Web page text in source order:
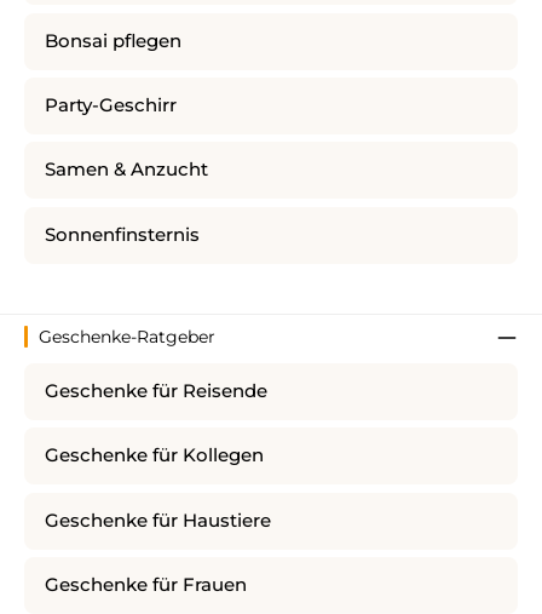
Bonsai pflegen
Party-Geschirr
Samen & Anzucht
Sonnenfinsternis
Geschenke-Ratgeber
Geschenke für Reisende
Geschenke für Kollegen
Geschenke für Haustiere
Geschenke für Frauen